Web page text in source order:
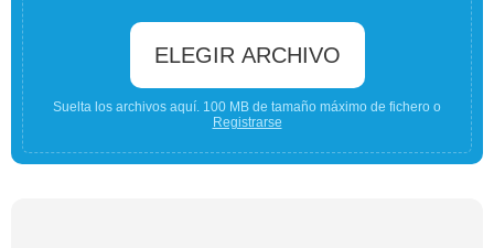
ELEGIR ARCHIVO
Suelta los archivos aquí. 100 MB de tamaño máximo de fichero o
Registrarse